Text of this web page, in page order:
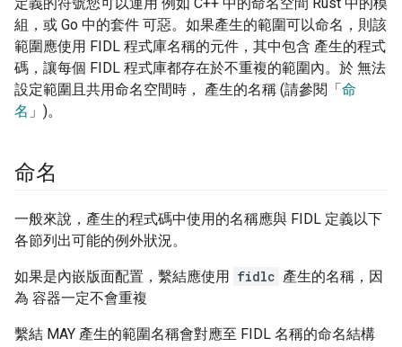
組，或 Go 中的套件 可惡。如果產生的範圍可以命名，則該
範圍應使用 FIDL 程式庫名稱的元件，其中包含 產生的程式
碼，讓每個 FIDL 程式庫都存在於不重複的範圍內。於 無法
設定範圍且共用命名空間時， 產生的名稱 (請參閱「命
名 」)。
命名
一般來說，產生的程式碼中使用的名稱應與 FIDL 定義以下
各節列出可能的例外狀況。
如果是內嵌版面配置，繫結應使用 fidlc 產生的名稱，因
為 容器一定不會重複
繫結 MAY 產生的範圍名稱會對應至 FIDL 名稱的命名結構